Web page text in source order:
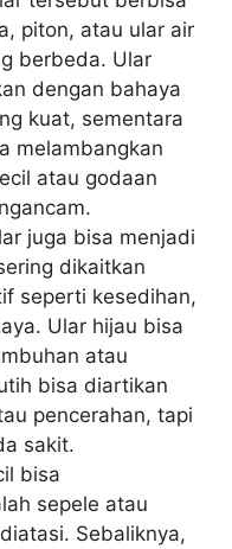
piton, atau ular air
berbeda. Ular
dengan bahaya
kuat, sementara
melambangkan
atau godaan
juga bisa menjadi
dikaitkan
seperti kesedihan,
Ular hijau bisa
atau
bisa diartikan
pencerahan, tapi
sakit.
bisa
sepele atau
Sebaliknya,